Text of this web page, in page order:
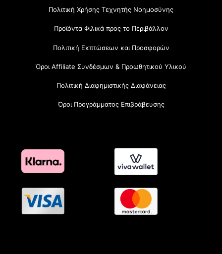
Πολιτική Χρήσης Τεχνητής Νοημοσύνης
Προϊόντα Φιλικά προς το Περιβάλλον
Πολιτική Εκπτώσεων και Προσφορών
Όροι Affiliate Συνδέσμων & Προωθητικού Υλικού
Πολιτική Διαφημιστικής Διαφάνειας
Όροι Προγράμματος Επιβράβευσης